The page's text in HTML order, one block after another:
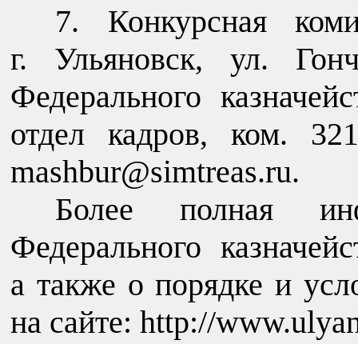
Конкурсная
г. Ульяновск, ул.
Федерального
отдел кадров, ком.
mashbur@simtreas.ru.
Более полная
Федерального
а также о порядке и
на сайте: http://